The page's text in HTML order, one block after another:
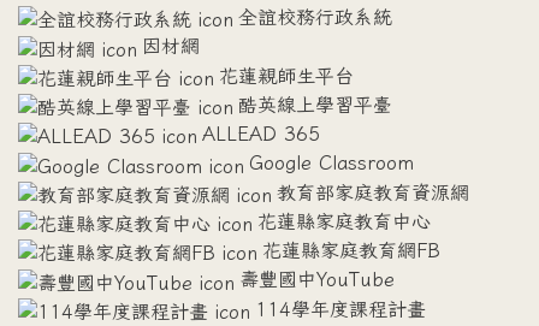
全誼校務行政系統
因材網
花蓮親師生平台
酷英線上學習平臺
ALLEAD 365
Google Classroom
教育部家庭教育資源網
花蓮縣家庭教育中心
花蓮縣家庭教育網FB
壽豐國中YouTube
114學年度課程計畫